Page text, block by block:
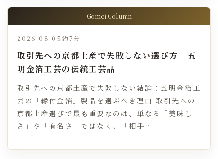
Gomei Column
2026.08.05 約7分
取引先への京都土産で失敗しない選び方｜五
明金箔工芸の伝統工芸品
取引先への京都土産で失敗しない結論：五明金箔工
芸の「縁付金箔」製品を選ぶべき理由 取引先への
京都土産選びで最も重要なのは、単なる「美味し
さ」や「有名さ」ではなく、「相手…